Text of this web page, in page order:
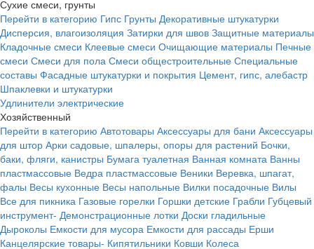
Сухие смеси, грунты
Перейти в категорию Гипс Грунты Декоративные штукатурки
Дисперсия, влагоизоляция Затирки для швов Защитные материалы
Кладочные смеси Клеевые смеси Очищающие материалы Печные
смеси Смеси для пола Смеси общестроительные Специальные
составы Фасадные штукатурки и покрытия Цемент, гипс, алебастр
Шпаклевки и штукатурки
Удлинители электрические
Хозяйственный
Перейти в категорию Автотовары Аксессуары для бани Аксессуары
для штор Арки садовые, шпалеры, опоры для растений Бочки,
баки, фляги, канистры Бумага туалетная Ванная комната Ванны
пластмассовые Ведра пластмассовые Веники Веревка, шпагат,
фалы Весы кухонные Весы напольные Вилки посадочные Вилы
Все для пикника Газовые горелки Горшки детские Грабли Губцевый
инструмент- Демонстрационные лотки Доски гладильные
Дыроколы Емкости для мусора Емкости для рассады Ерши
Канцелярские товары- Кипятильники Ковши Колеса